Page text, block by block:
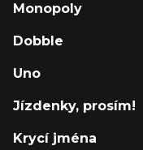
Monopoly
Dobble
Uno
Jízdenky, prosím!
Krycí jména